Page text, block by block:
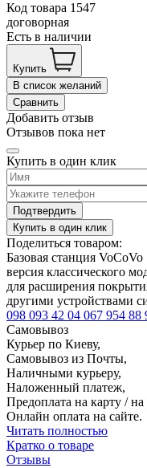
Код товара 1547
договорная
Есть в наличии
Купить
В список желаний
Сравнить
Добавить отзыв
Отзывов пока нет
Купить в один клик
Подтвердить
Купить в один клик
Поделиться товаром:
Базовая станция
версия классического
для расширения
другими устройствами
098 093 42 04 067 954 88
Самовывоз
Курьер по Киеву,
Самовывоз из Почты,
Наличными курьеру,
Наложенный платеж,
Предоплата на карту / на
Онлайн оплата на сайте.
Читать полностью
Кратко о товаре
Отзывы